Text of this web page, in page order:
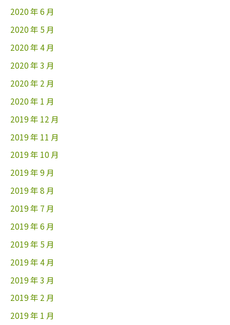
2020 年 6 月
2020 年 5 月
2020 年 4 月
2020 年 3 月
2020 年 2 月
2020 年 1 月
2019 年 12 月
2019 年 11 月
2019 年 10 月
2019 年 9 月
2019 年 8 月
2019 年 7 月
2019 年 6 月
2019 年 5 月
2019 年 4 月
2019 年 3 月
2019 年 2 月
2019 年 1 月